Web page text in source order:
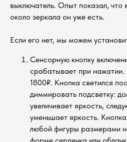
выключатель. Опыт показал, что
около зеркала он уже есть.
Если его нет, мы можем
Сенсорную кнопку
срабатывает при
1800₽. Кнопка светился
диммировать подсветку:
увеличивает яркость,
уменьшает яркость.
любой фигуры размерами